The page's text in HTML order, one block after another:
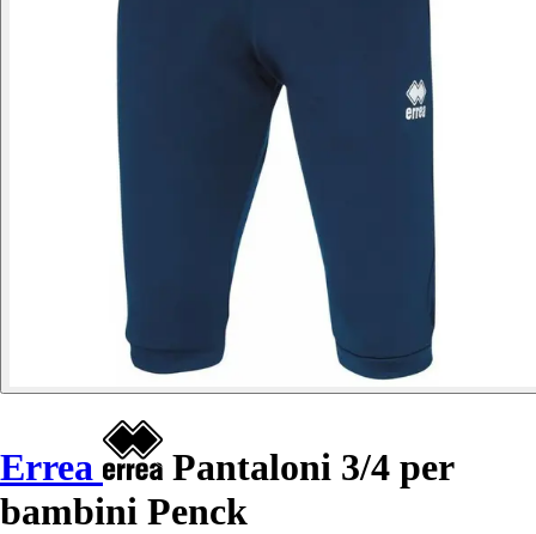
Errea
Pantaloni 3/4 per
bambini Penck